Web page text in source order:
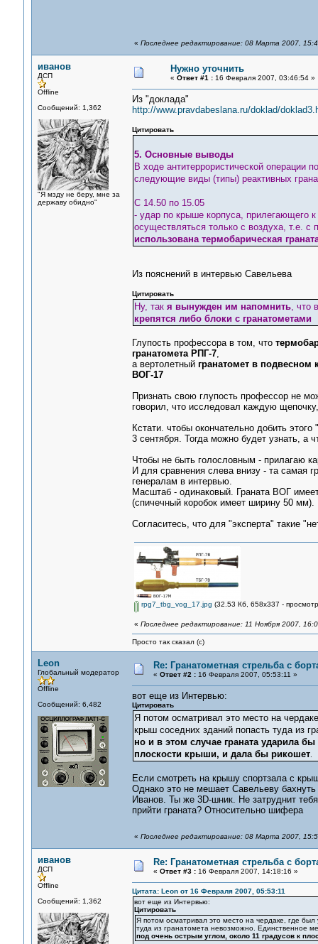
« Последнее редактирование: 08 Марта 2007,
иванов
ДСП
Offline
Сообщений: 1,362
"Я мзду не беру, мне за
державу обидно"
Нужно уточнить
« Ответ #1 :16 Февраля 2007, 03:46:54 »
Из "доклада"
http://www.pravdabeslana.ru/doklad/
Цитировать
5. Основные выводы
В ходе антитеррористической
следующие виды (типы) реактивных
С 14.50 по 15.05
- удар по крыше корпуса, прилегающего
осуществляться только с воздуха, т.е.
использована термобарическая
Из пояснений в интервью Савельева
Цитировать
Ну, так я вынужден им напомнить, что
крепятся либо блоки с гранатометами
Глупость профессора в том, что
гранатомета РПГ-7,
а вертолетный гранатомет в подвесном
ВОГ-17
Признать свою глупость профессор не
говорил, что исследовал каждую
Кстати. чтобы окончательно добить
3 сентября. Тогда можно будет узнать, а
Чтобы не быть голословным - прилагаю
И для сравнения слева внизу - та самая
генералам в интервью.
Масштаб - одинаковый. Граната ВОГ
(спичечный коробок имеет ширину 50 мм).
Согласитесь, что для "эксперта" такие
rpg7_tbg_vog_17.jpg (32.53 Кб, 658x337 -
« Последнее редактирование: 11 Ноября 2007,
Просто так сказал (с)
Leon
Глобальный модератор
Offline
Сообщений: 6,482
Re: Гранатометная стрельба с
« Ответ #2 :16 Февраля 2007, 05:53:11 »
вот еще из Интервью:
Цитировать
Я потом осматривал это место на
крыш соседних зданий попасть туда из
но и в этом случае граната ударила
плоскости крыши, и дала бы рикошет.
Если смотреть на крышу спортзала с
Однако это не мешает Савельеву бахнуть
Иванов. Ты же 3D-шник. Не затруднит
прийти граната? Относительно шифера
« Последнее редактирование: 08 Марта 2007,
иванов
ДСП
Offline
Сообщений: 1,362
Re: Гранатометная стрельба с
« Ответ #3 :16 Февраля 2007, 14:18:16 »
Цитата: Leon от 16 Февраля 2007, 05:53:11
вот еще из Интервью:
Цитировать
Я потом осматривал это место на чердаке, где
туда из гранатомета невозможно. Единственное
под очень острым углом, около 11 градусов к